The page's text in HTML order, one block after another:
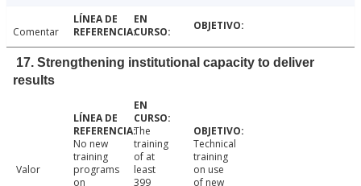
Comentar
17. Strengthening institutional capacity to deliver
results
Valor
No new
training
programs
on
The
training
of at
least
399
Technical
training
on use
of new